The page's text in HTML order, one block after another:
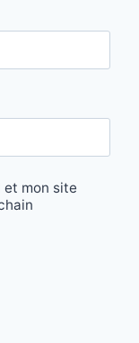
et mon site